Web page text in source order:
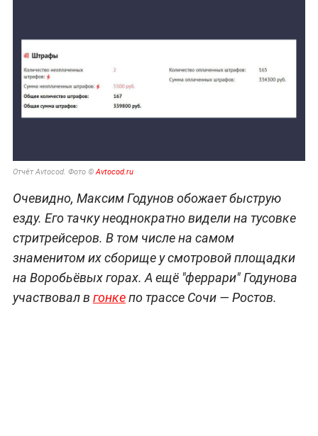
Отчёт Avtocod. Фото ©Avtocod.ru
Очевидно, Максим Годунов обожает быструю
езду. Его тачку неоднократно видели на тусовке
стритрейсеров. В том числе на самом
знаменитом их сборище у смотровой площадки
на Воробьёвых горах. А ещё "феррари" Годунова
участвовал в гонкепо трассе Сочи — Ростов.